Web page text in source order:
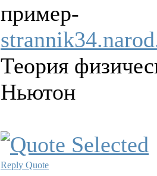
пример-
Теория
Ньютон
Reply Quote